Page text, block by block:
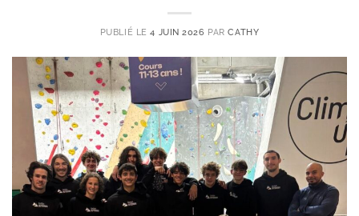
PUBLIÉ LE4 JUIN 2026 PARCATHY